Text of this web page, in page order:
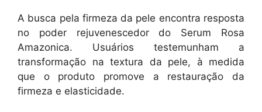
A busca pela firmeza da pele encontra resposta
no poder rejuvenescedor do Serum Rosa
Amazonica. Usuários testemunham a
transformação na textura da pele, à medida
que o produto promove a restauração da
firmeza e elasticidade.